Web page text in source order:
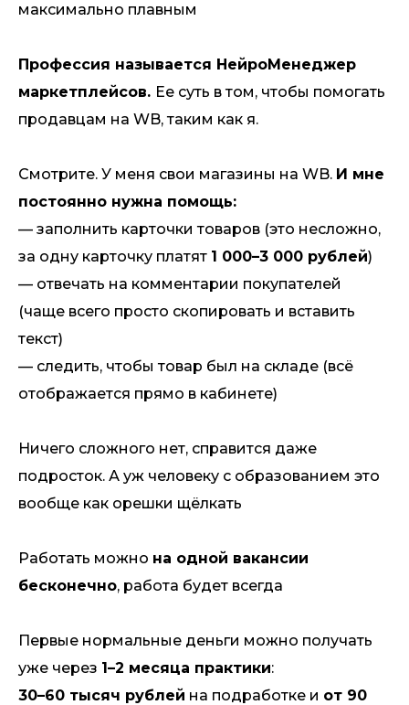
максимально плавным
Профессия называется НейроМенеджер
маркетплейсов. Ее суть в том, чтобы помогать
продавцам на WB, таким как я.
Смотрите. У меня свои магазины на WB. И мне
постоянно нужна помощь:
— заполнить карточки товаров (это несложно,
за одну карточку платят 1 000–3 000 рублей)
— отвечать на комментарии покупателей
(чаще всего просто скопировать и вставить
текст)
— следить, чтобы товар был на складе (всё
отображается прямо в кабинете)
Ничего сложного нет, справится даже
подросток. А уж человеку с образованием это
вообще как орешки щёлкать
Работать можно на одной вакансии
бесконечно, работа будет всегда
Первые нормальные деньги можно получать
уже через 1–2 месяца практики:
30–60 тысяч рублей на подработке и от 90